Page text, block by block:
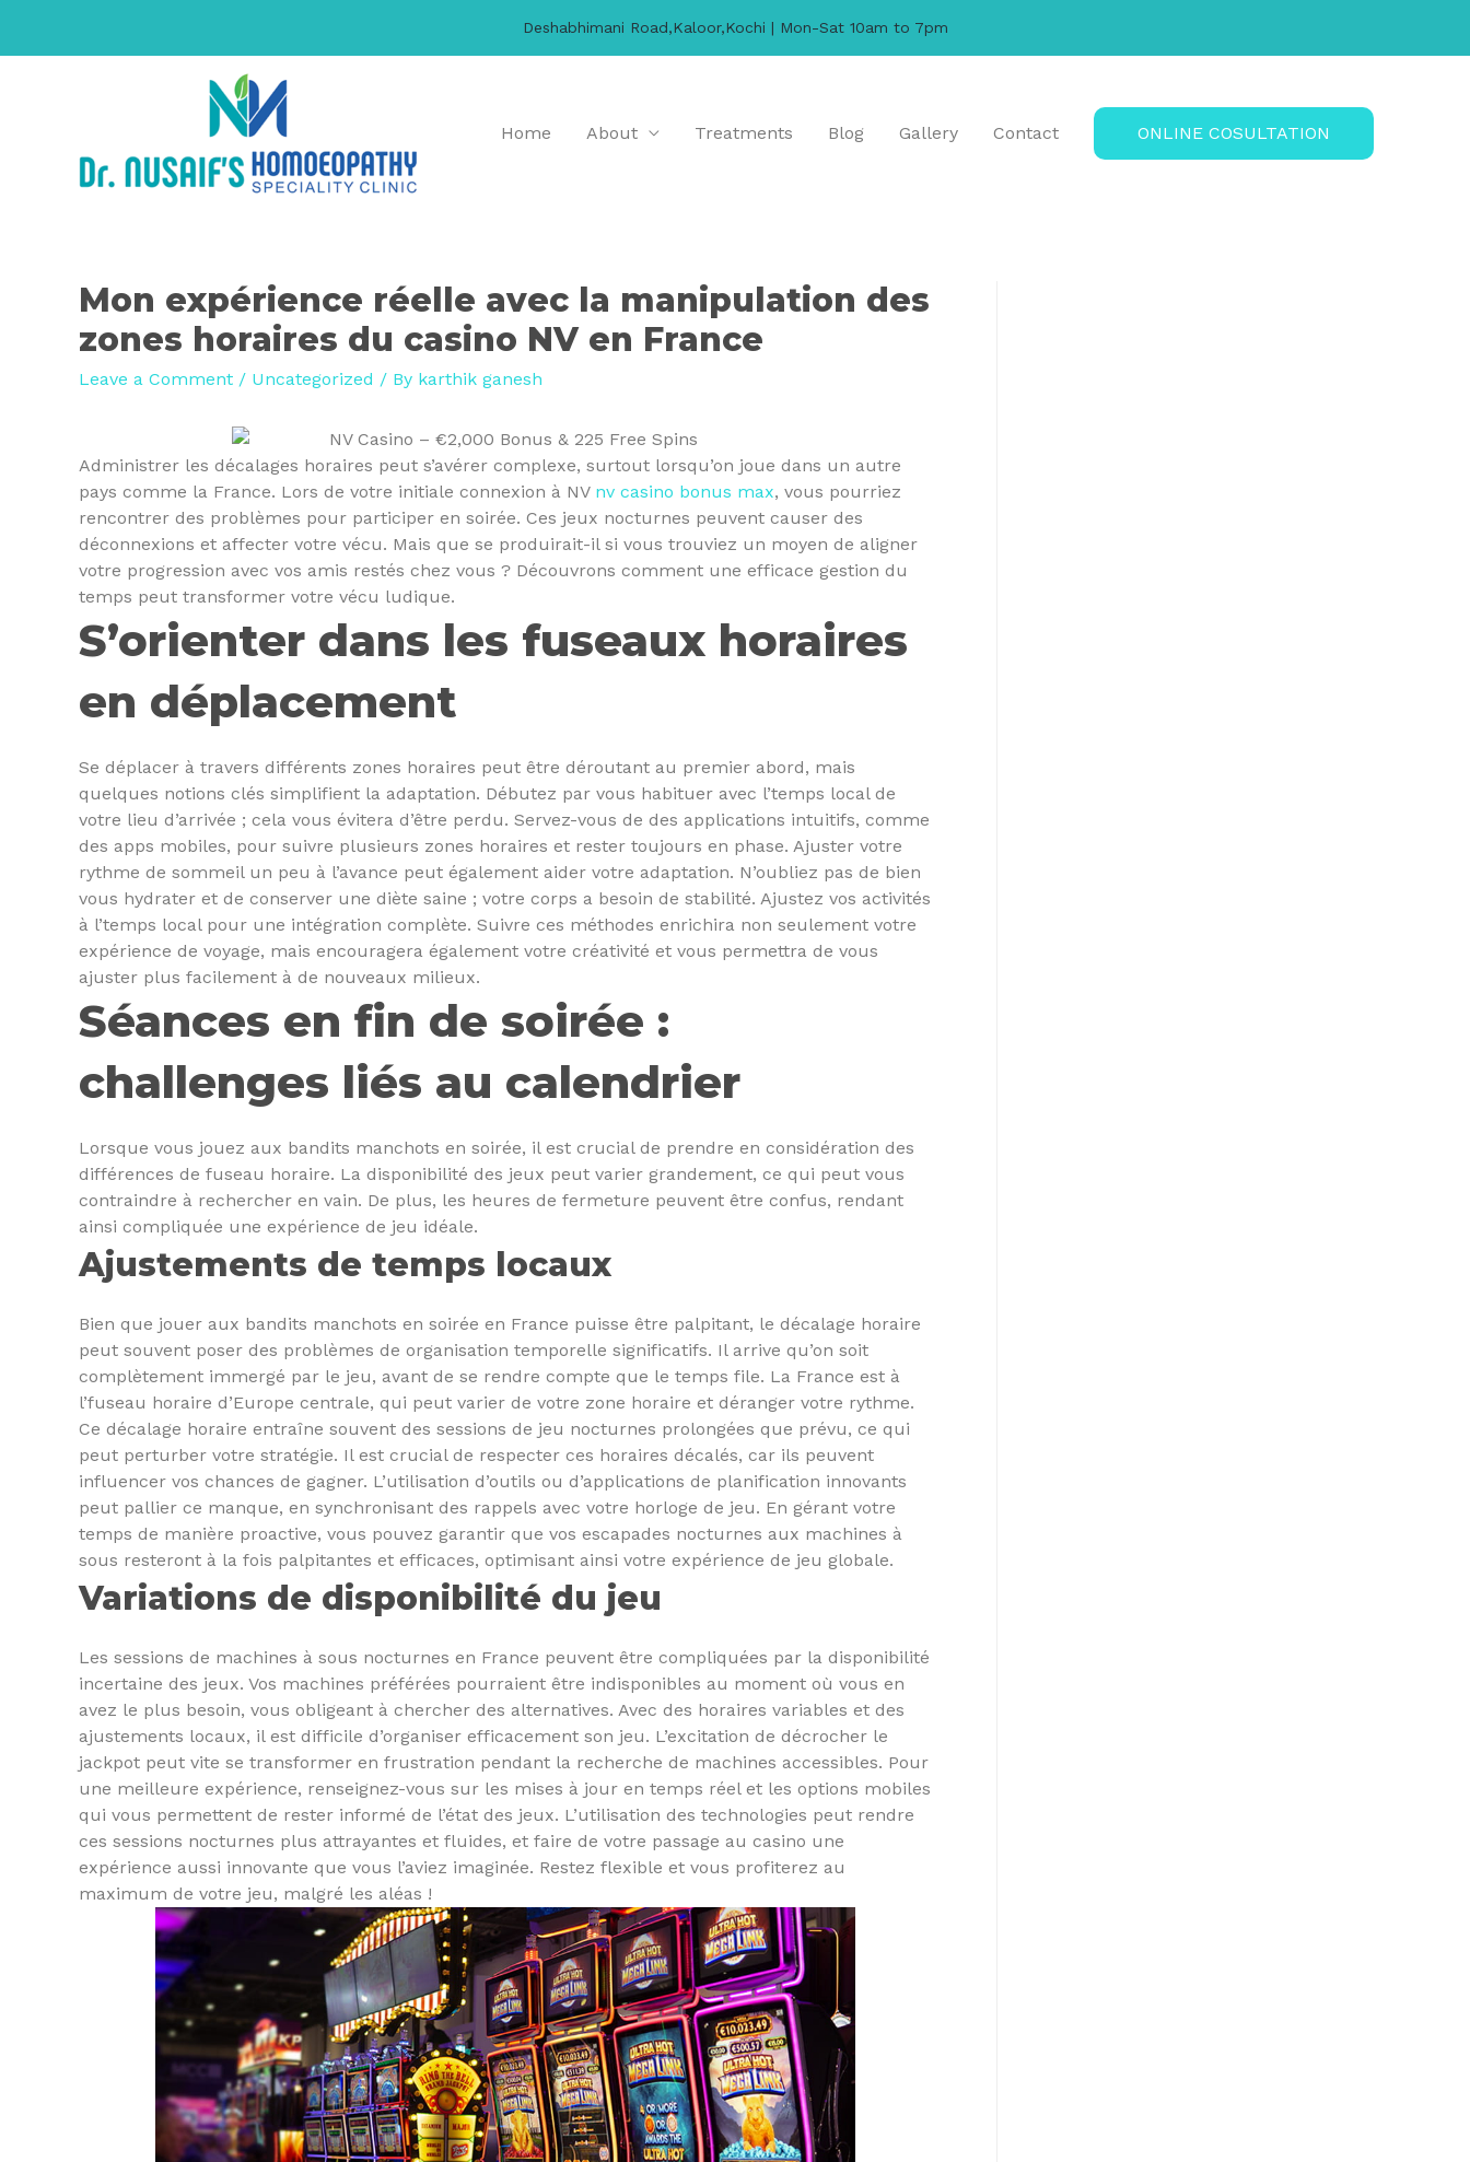
Home About Treatments Blog Gallery Contact ONLINE COSULTATION
Mon expérience réelle avec la manipulation des
zones horaires du casino NV en France
Leave a Comment / Uncategorized / By karthik ganesh
Administrer les décalages horaires peut s’avérer complexe, surtout lorsqu’on joue dans un autre
pays comme la France. Lors de votre initiale connexion à NV nv casino bonus max, vous pourriez
rencontrer des problèmes pour participer en soirée. Ces jeux nocturnes peuvent causer des
déconnexions et affecter votre vécu. Mais que se produirait-il si vous trouviez un moyen de aligner
votre progression avec vos amis restés chez vous ? Découvrons comment une efficace gestion du
temps peut transformer votre vécu ludique.
S’orienter dans les fuseaux horaires
en déplacement
Se déplacer à travers différents zones horaires peut être déroutant au premier abord, mais
quelques notions clés simplifient la adaptation. Débutez par vous habituer avec l’temps local de
votre lieu d’arrivée ; cela vous évitera d’être perdu. Servez-vous de des applications intuitifs, comme
des apps mobiles, pour suivre plusieurs zones horaires et rester toujours en phase. Ajuster votre
rythme de sommeil un peu à l’avance peut également aider votre adaptation. N’oubliez pas de bien
vous hydrater et de conserver une diète saine ; votre corps a besoin de stabilité. Ajustez vos activités
à l’temps local pour une intégration complète. Suivre ces méthodes enrichira non seulement votre
expérience de voyage, mais encouragera également votre créativité et vous permettra de vous
ajuster plus facilement à de nouveaux milieux.
Séances en fin de soirée :
challenges liés au calendrier
Lorsque vous jouez aux bandits manchots en soirée, il est crucial de prendre en considération des
différences de fuseau horaire. La disponibilité des jeux peut varier grandement, ce qui peut vous
contraindre à rechercher en vain. De plus, les heures de fermeture peuvent être confus, rendant
ainsi compliquée une expérience de jeu idéale.
Ajustements de temps locaux
Bien que jouer aux bandits manchots en soirée en France puisse être palpitant, le décalage horaire
peut souvent poser des problèmes de organisation temporelle significatifs. Il arrive qu’on soit
complètement immergé par le jeu, avant de se rendre compte que le temps file. La France est à
l’fuseau horaire d’Europe centrale, qui peut varier de votre zone horaire et déranger votre rythme.
Ce décalage horaire entraîne souvent des sessions de jeu nocturnes prolongées que prévu, ce qui
peut perturber votre stratégie. Il est crucial de respecter ces horaires décalés, car ils peuvent
influencer vos chances de gagner. L’utilisation d’outils ou d’applications de planification innovants
peut pallier ce manque, en synchronisant des rappels avec votre horloge de jeu. En gérant votre
temps de manière proactive, vous pouvez garantir que vos escapades nocturnes aux machines à
sous resteront à la fois palpitantes et efficaces, optimisant ainsi votre expérience de jeu globale.
Variations de disponibilité du jeu
Les sessions de machines à sous nocturnes en France peuvent être compliquées par la disponibilité
incertaine des jeux. Vos machines préférées pourraient être indisponibles au moment où vous en
avez le plus besoin, vous obligeant à chercher des alternatives. Avec des horaires variables et des
ajustements locaux, il est difficile d’organiser efficacement son jeu. L’excitation de décrocher le
jackpot peut vite se transformer en frustration pendant la recherche de machines accessibles. Pour
une meilleure expérience, renseignez-vous sur les mises à jour en temps réel et les options mobiles
qui vous permettent de rester informé de l’état des jeux. L’utilisation des technologies peut rendre
ces sessions nocturnes plus attrayantes et fluides, et faire de votre passage au casino une
expérience aussi innovante que vous l’aviez imaginée. Restez flexible et vous profiterez au
maximum de votre jeu, malgré les aléas !
Deshabhimani Road,Kaloor,Kochi | Mon-Sat 10am to 7pm